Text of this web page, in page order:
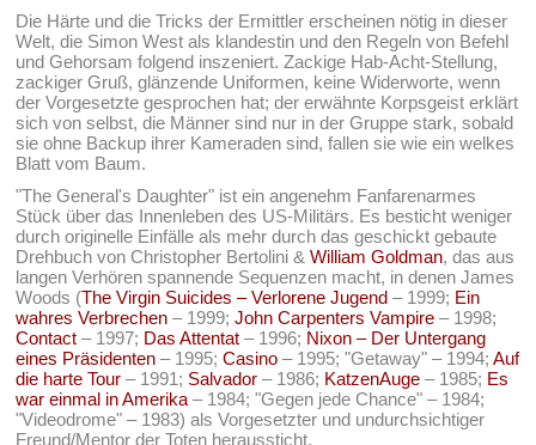
Die Härte und die Tricks der Ermittler erscheinen nötig in dieser
Welt, die Simon West als klandestin und den Regeln von Befehl
und Gehorsam folgend inszeniert. Zackige Hab-Acht-Stellung,
zackiger Gruß, glänzende Uniformen, keine Widerworte, wenn
der Vorgesetzte gesprochen hat; der erwähnte Korpsgeist erklärt
sich von selbst, die Männer sind nur in der Gruppe stark, sobald
sie ohne Backup ihrer Kameraden sind, fallen sie wie ein welkes
Blatt vom Baum.
"The General's Daughter" ist ein angenehm Fanfarenarmes
Stück über das Innenleben des US-Militärs. Es besticht weniger
durch originelle Einfälle als mehr durch das geschickt gebaute
Drehbuch von Christopher Bertolini &William Goldman, das aus
langen Verhören spannende Sequenzen macht, in denen James
Woods (The Virgin Suicides – Verlorene Jugend – 1999; Ein
wahres Verbrechen – 1999;John Carpenters Vampire – 1998;
Contact – 1997; Das Attentat – 1996; Nixon – Der Untergang
eines Präsidenten – 1995;Casino – 1995; "Getaway" – 1994;Auf
die harte Tour – 1991; Salvador – 1986; KatzenAuge – 1985; Es
war einmal in Amerika – 1984; "Gegen jede Chance" – 1984;
"Videodrome" – 1983) als Vorgesetzter und undurchsichtiger
Freund/Mentor der Toten heraussticht.